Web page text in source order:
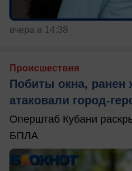
вчера в 14:38
Происшествия
Побиты окна,
атаковали город-
Оперштаб Кубани
БПЛА